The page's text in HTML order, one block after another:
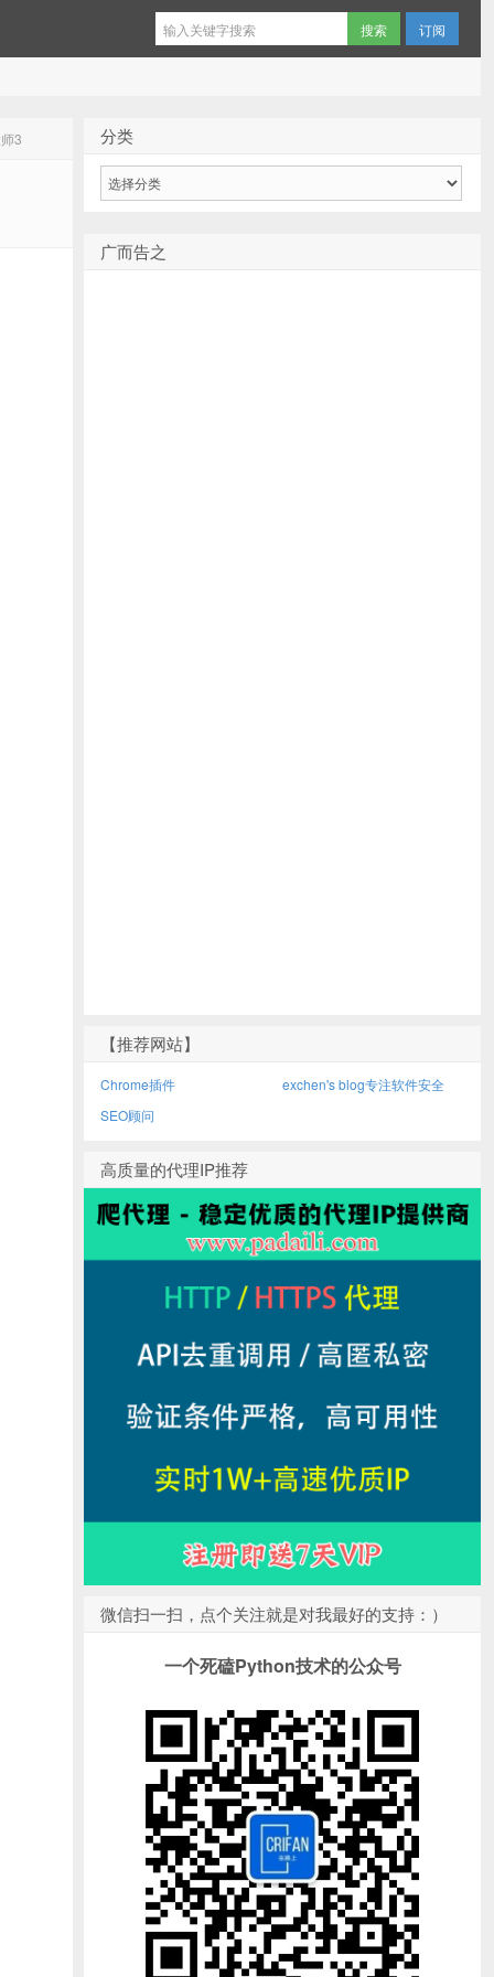
订阅
3 分类
广而告之
【推荐网站】
Chrome插件
exchen's blog专注软件安全
SEO顾问
高质量的代理IP推荐
微信扫一扫，点个关注就是对我最好的支持：）
一个死磕Python技术的公众号